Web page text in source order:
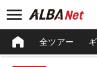
全ツアー